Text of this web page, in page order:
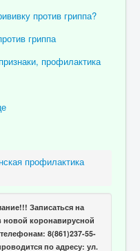
против гриппа?
гриппа
профилактика
профилактика
Записаться на
новой коронавирусной
8(861)237-55-
по адресу: ул.